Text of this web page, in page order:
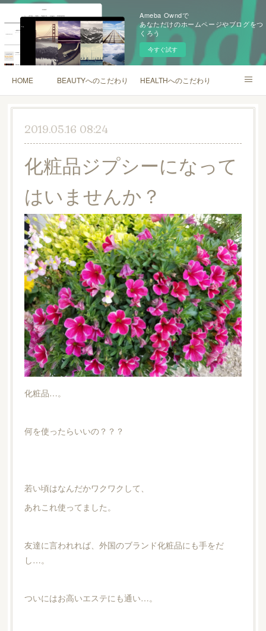
Ameba Owndで
あなただけのホームページやブログをつ
くろう
今すぐ試す
HOME BEAUTYへのこだわり HEALTHへのこだわり
SHOP
2019.05.16 08:24
化粧品ジプシーになって
はいませんか？
化粧品…。
何を使ったらいいの？？？
若い頃はなんだかワクワクして、
あれこれ使ってました。
友達に言われれば、外国のブランド化粧品にも手をだ
し…。
ついにはお高いエステにも通い…。